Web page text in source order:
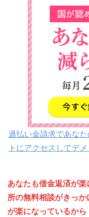
過払い金請求であな
トにアクセスしてデ
あなたも借金返済が
所の無料相談がきっ
が楽になっているから